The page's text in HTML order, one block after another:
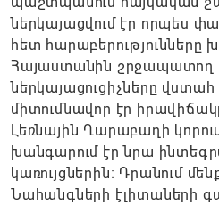
ներկայացվում էր որպես
հետ հարաբերությունները
Հայաստանին շրջապատող
ներկայացուցիչները
միտումնավոր էր
Լեռնային Ղարաբաղի
խանգարում էր նրա
կառույցներին։ Դրանում
Նահանգների էլիտաների